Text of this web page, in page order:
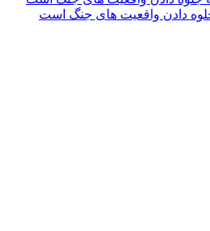
جلوه دادن واقعیت های جنگ است